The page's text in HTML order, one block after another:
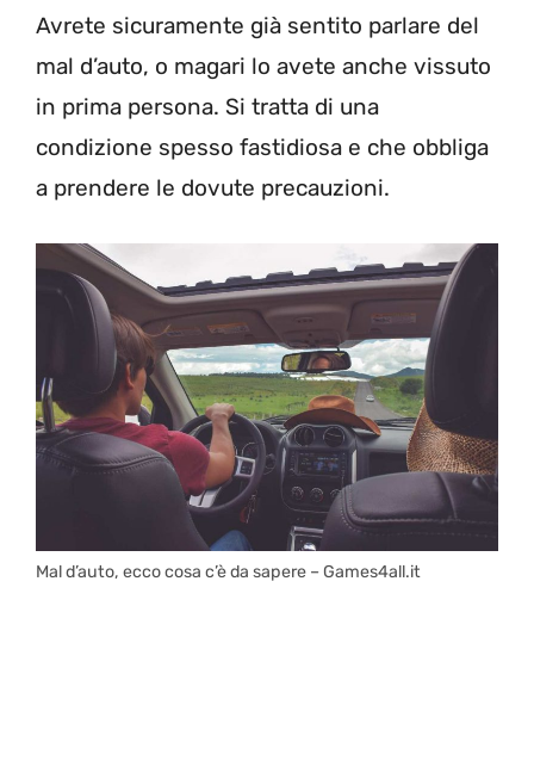
Avrete sicuramente già sentito parlare del
mal d’auto, o magari lo avete anche vissuto
in prima persona. Si tratta di una
condizione spesso fastidiosa e che obbliga
a prendere le dovute precauzioni.
Mal d’auto, ecco cosa c’è da sapere – Games4all.it